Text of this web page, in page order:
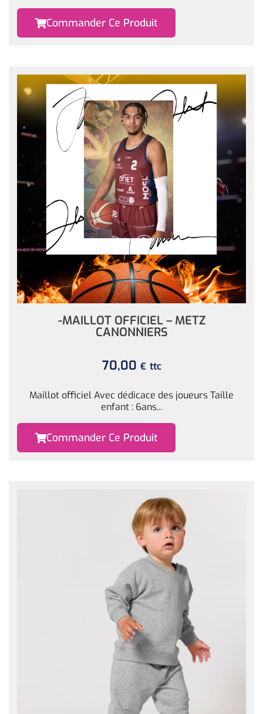
Commander Ce Produit
-MAILLOT OFFICIEL – METZ
CANONNIERS
70,00 € ttc
Maillot officiel Avec dédicace des joueurs Taille
enfant : 6ans...
Commander Ce Produit